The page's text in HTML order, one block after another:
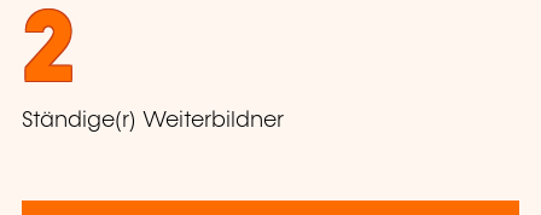
2
Ständige(r) Weiterbildner